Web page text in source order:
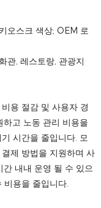
오스크 색상; OEM 로
관, 레스토랑, 관광지
용 절감 및 사용자 경
고 노동 관리 비용을
시간을 줄입니다. 모
제 방법을 지원하며 사
내내 운영 될 수 있으
비용을 줄입니다.